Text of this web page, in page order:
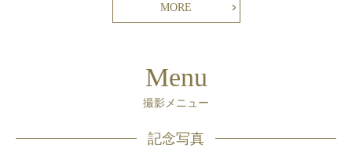
MORE
Menu
撮影メニュー
記念写真